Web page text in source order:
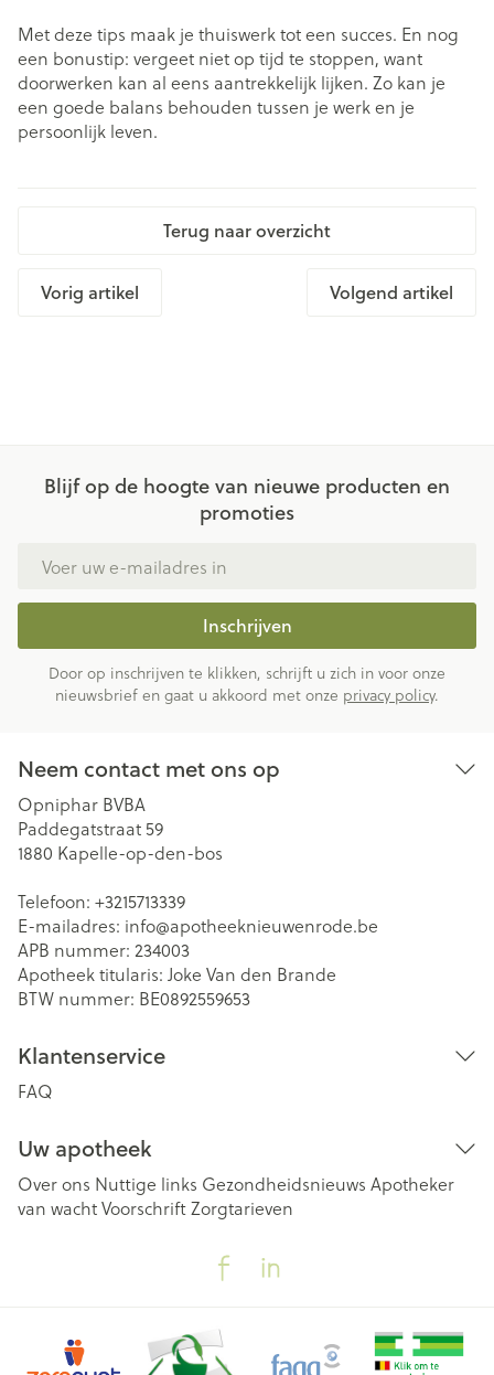
Met deze tips maak je thuiswerk tot een succes. En nog
een bonustip: vergeet niet op tijd te stoppen, want
doorwerken kan al eens aantrekkelijk lijken. Zo kan je
een goede balans behouden tussen je werk en je
persoonlijk leven.
Terug naar overzicht
Vorig artikel Volgend artikel
Blijf op de hoogte van nieuwe producten en
promoties
Inschrijven
Door op inschrijven te klikken, schrijft u zich in voor onze
nieuwsbrief en gaat u akkoord met onze privacy policy.
Neem contact met ons op
Opniphar BVBA
Paddegatstraat 59
1880 Kapelle-op-den-bos
Telefoon: +3215713339
E-mailadres: info@apotheeknieuwenrode.be
APB nummer: 234003
Apotheek titularis: Joke Van den Brande
BTW nummer: BE0892559653
Klantenservice
FAQ
Uw apotheek
Over ons Nuttige links Gezondheidsnieuws Apotheker
van wachtVoorschriftZorgtarieven